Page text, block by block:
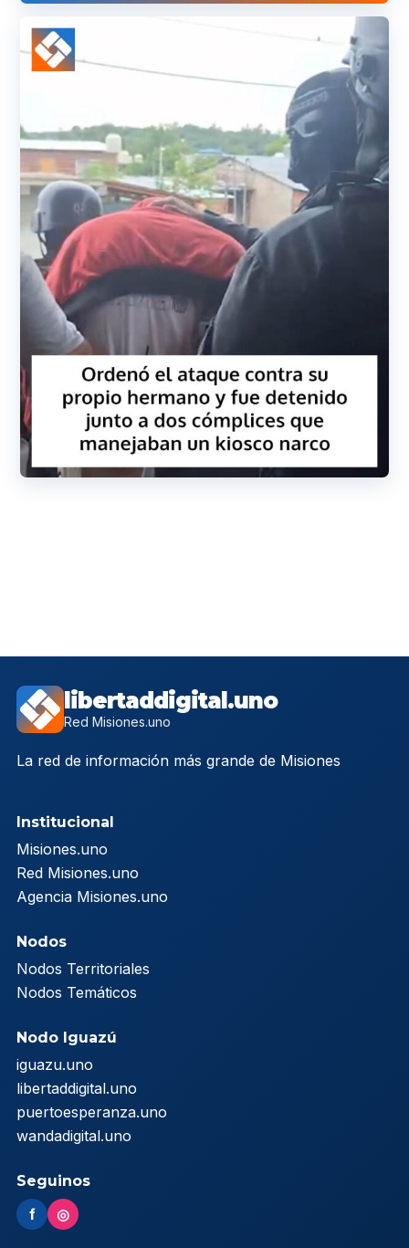
libertaddigital.uno
Red Misiones.uno
La red de información más grande de Misiones
Institucional
Misiones.uno
Red Misiones.uno
Agencia Misiones.uno
Nodos
Nodos Territoriales
Nodos Temáticos
Nodo Iguazú
iguazu.uno
libertaddigital.uno
puertoesperanza.uno
wandadigital.uno
Seguinos
f ◎